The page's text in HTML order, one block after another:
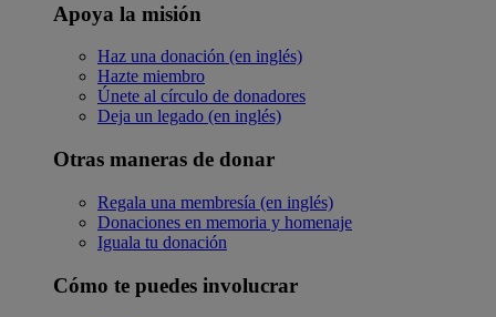
Apoya la misión
Haz una donación (en inglés)
Hazte miembro
Únete al círculo de donadores
Deja un legado (en inglés)
Otras maneras de donar
Regala una membresía (en inglés)
Donaciones en memoria y homenaje
Iguala tu donación
Cómo te puedes involucrar